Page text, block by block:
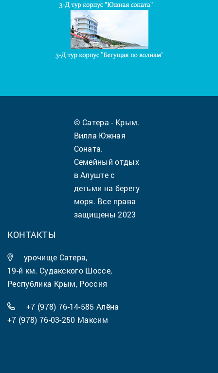
© Сатера - Крым.
Вилла Южная
Соната.
Семейный отдых
в Алуште с
детьми на берегу
моря. Все права
защищены 2023
КОНТАКТЫ
урочище Сатера,
19-й км. Судакского Шоссе,
Республика Крым, Россия
+7 (978) 76-14-585 Алёна
+7 (978) 76-03-250 Максим